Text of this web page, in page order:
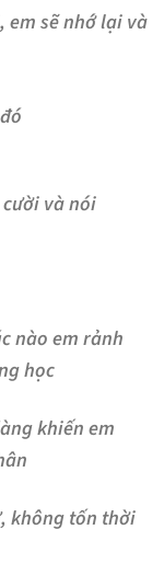
em sẽ nhớ lại và
và nói
nào em rảnh
học
khiến em
không tốn thời